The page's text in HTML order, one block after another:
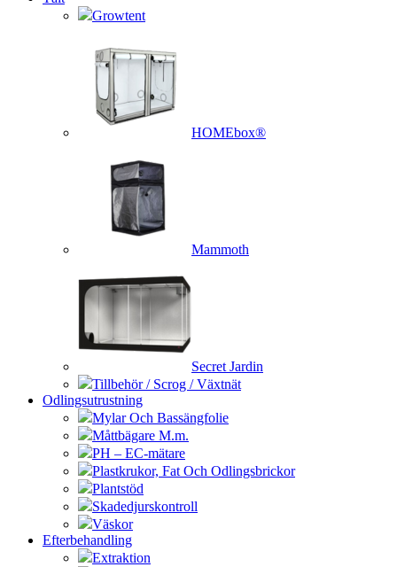
Growtent
HOMEbox®
Mammoth
Secret Jardin
Tillbehör / Scrog / Växtnät
Odlingsutrustning
Mylar Och Bassängfolie
Måttbägare M.m.
PH – EC-mätare
Plastkrukor, Fat Och Odlingsbrickor
Plantstöd
Skadedjurskontroll
Väskor
Efterbehandling
Extraktion